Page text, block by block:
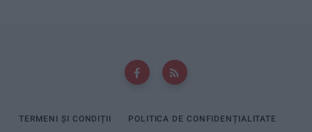
TERMENI ȘI CONDIȚII POLITICA DE CONFIDENȚIALITATE